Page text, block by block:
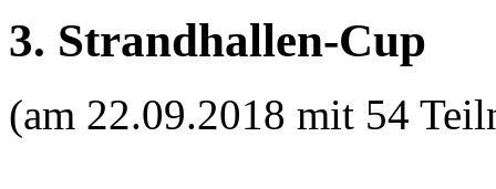
3. Strandhallen-Cup
(am 22.09.2018 mit 54